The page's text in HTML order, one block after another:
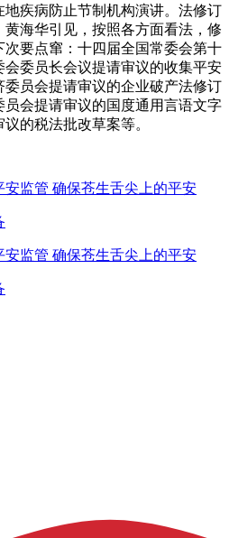
疾病防止节制机构演讲。法修订
海华引见，按照各方面看法，修
要点窜：十四届全国常委会第十
委员长会议提请审议的收集平安
员会提请审议的企业破产法修订
会提请审议的国度通用言语文字
的税法批改草案等。
安监管 确保苍生舌尖上的平安
安监管 确保苍生舌尖上的平安